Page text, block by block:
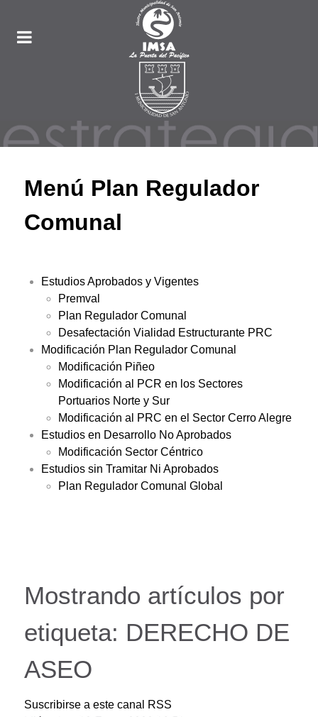
Menú Plan Regulador
Comunal
Estudios Aprobados y Vigentes
Premval
Plan Regulador Comunal
Desafectación Vialidad Estructurante PRC
Modificación Plan Regulador Comunal
Modificación Piñeo
Modificación al PCR en los Sectores
Portuarios Norte y Sur
Modificación al PRC en el Sector Cerro Alegre
Estudios en Desarrollo No Aprobados
Modificación Sector Céntrico
Estudios sin Tramitar Ni Aprobados
Plan Regulador Comunal Global
Mostrando artículos por
etiqueta: DERECHO DE
ASEO
Suscribirse a este canal RSS